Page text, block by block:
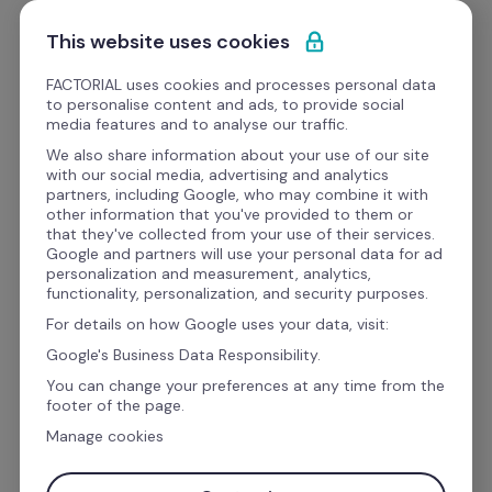
Przejdź do treści
Zacznij darmowo
stawia się na twoim
miejscu
Rozumiemy, jak trudne jest zarządzanie listami
płac całego zespołu, dlatego stworzyliśmy
najlepszy program do płac, który pozwala
scentralizować każdy krok w jednym miejscu.
This website uses cookies
FACTORIAL uses cookies and processes personal data
to personalise content and ads, to provide social
media features and to analyse our traffic.
We also share information about your use of our site
with our social media, advertising and analytics
partners, including Google, who may combine it with
other information that you've provided to them or
that they've collected from your use of their services.
Google and partners will use your personal data for ad
personalization and measurement, analytics,
functionality, personalization, and security purposes.
For details on how Google uses your data, visit:
Google's Business Data Responsibility.
You can change your preferences at any time from the
footer of the page.
Manage cookies